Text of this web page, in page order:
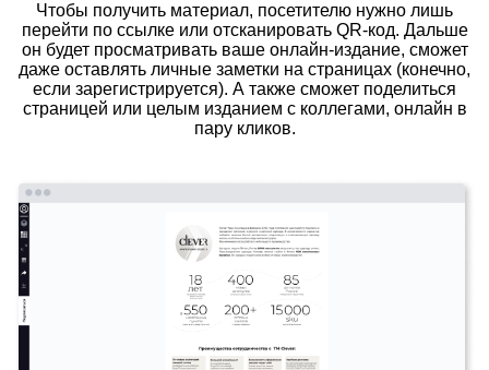
Чтобы получить материал, посетителю нужно лишь
перейти по ссылке или отсканировать QR-код. Дальше
он будет просматривать ваше онлайн-издание, сможет
даже оставлять личные заметки на страницах (конечно,
если зарегистрируется). А также сможет поделиться
страницей или целым изданием с коллегами, онлайн в
пару кликов.